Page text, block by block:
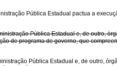
Pública Estadual pactua a
Pública Estadual e, de outro,
de programa de governo, que
Pública Estadual e, de outro,